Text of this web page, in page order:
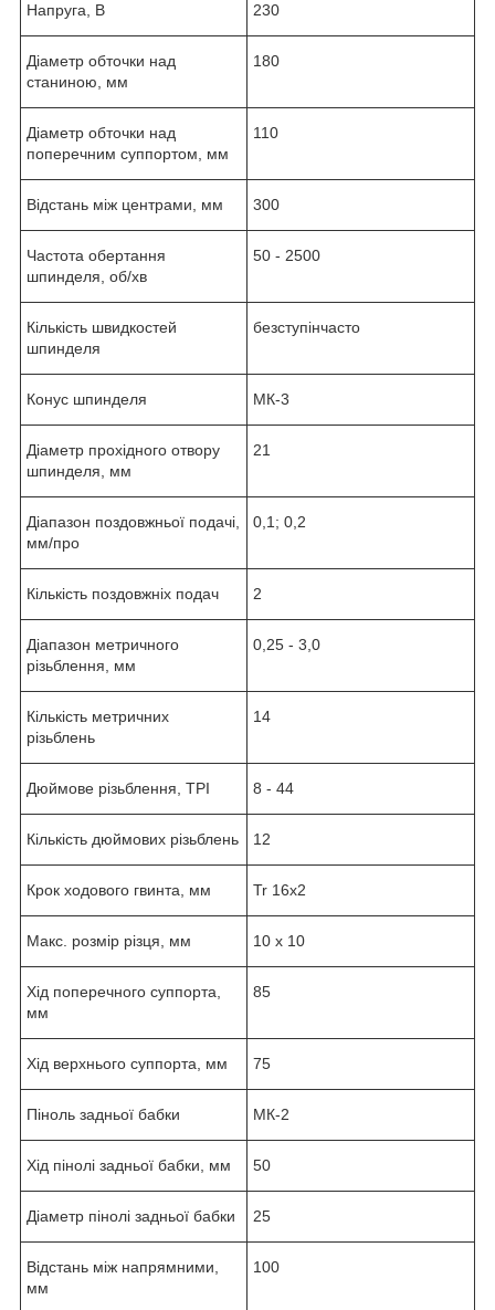
Напруга, В 230
Діаметр обточки над
станиною, мм
180
Діаметр обточки над
поперечним суппортом, мм
110
Відстань між центрами, мм 300
Частота обертання
шпинделя, об/хв
50 - 2500
Кількість швидкостей
шпинделя
безступінчасто
Конус шпинделя МК-3
Діаметр прохідного отвору
шпинделя, мм
21
Діапазон поздовжньої подачі,
мм/про
0,1; 0,2
Кількість поздовжніх подач 2
Діапазон метричного
різьблення, мм
0,25 - 3,0
Кількість метричних
різьблень
14
Дюймове різьблення, TPI 8 - 44
Кількість дюймових різьблень 12
Крок ходового гвинта, мм Tr 16x2
Макс. розмір різця, мм 10 x 10
Хід поперечного суппорта,
мм
85
Хід верхнього суппорта, мм 75
Піноль задньої бабки МК-2
Хід пінолі задньої бабки, мм 50
Діаметр пінолі задньої бабки 25
Відстань між напрямними,
мм
100